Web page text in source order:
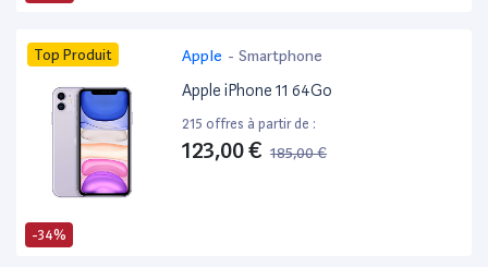
-34%
Top Produit Apple - Smartphone
Apple iPhone 11 64Go
215 offres à partir de :
123,00 € 185,00 €